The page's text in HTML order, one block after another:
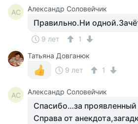
АС Александр Соловейчик
Правильно.Ни
9 лет
1
Татьяна Довганюк
9 лет
1
АС Александр Соловейчик
Спасибо…за проявленный
Справа от